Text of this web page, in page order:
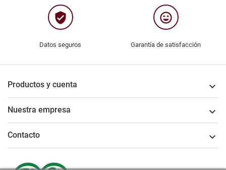
verified_user
Datos seguros
sentiment_very_satisfied
Garantía de satisfacción
Productos y cuenta 
Nuestra empresa 
Contacto 